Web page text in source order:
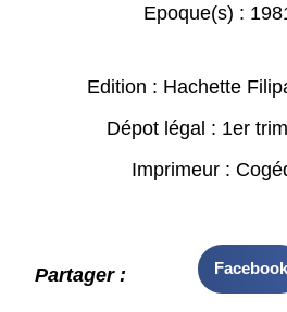
Epoque(s) :
Edition : Hachette
Dépot légal : 1er
Imprimeur :
Partager : Facebook